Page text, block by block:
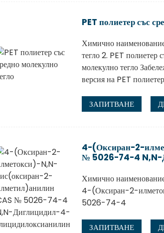
PET полиетер със
Химично
тегло 2. PET полиетер
молекулно тегло
версия на PET
ЗАПИТВАНЕ
4-(Оксиран-2-
№ 5026-74-4 N,N-
Химично
4-(Оксиран-2-
5026-74-4
ЗАПИТВАНЕ